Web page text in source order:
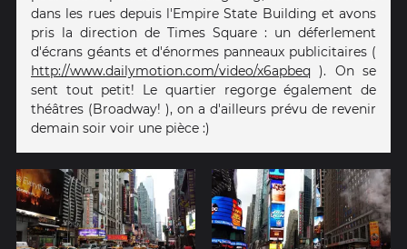
dans les rues depuis l'Empire State Building et avons
pris la direction de Times Square : un déferlement
d'écrans géants et d'énormes panneaux publicitaires (
http://www.dailymotion.com/video/x6apbeq ). On se
sent tout petit! Le quartier regorge également de
théâtres (Broadway! ), on a d'ailleurs prévu de revenir
demain soir voir une pièce :)